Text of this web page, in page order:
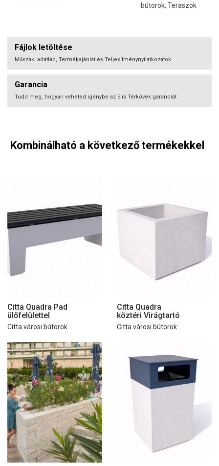
bútorok, Teraszok
Fájlok letöltése
Műszaki adatlap, Termékajánlat és Teljesítménynyilatkozatok
Garancia
Tudd meg, hogyan veheted igénybe az Elis Térkövek garanciát
Kombinálható a következő termékekkel
Citta Quadra Pad
ülőfelülettel
Citta városi bútorok
Citta Quadra
köztéri Virágtartó
Citta városi bútorok